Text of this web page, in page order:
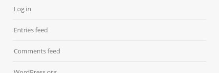
Log in
Entries feed
Comments feed